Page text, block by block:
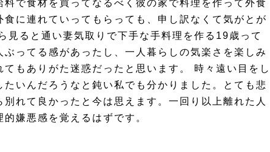
で食材を買ってなるべく彼の家で料理を作って外食
に連れていってもらっても、申し訳なくて気がとが
見ると通い妻気取りで下手な手料理を作る19歳って
ってる感があったし、一人暮らしの気楽さを楽しみ
もありがた迷惑だったと思います。 時々遠い目をし
いんだろうなと鈍い私でも分かりました。とても悲
れて良かったと今は思えます。一回り以上離れた人
嫌悪感を覚えるはずです。